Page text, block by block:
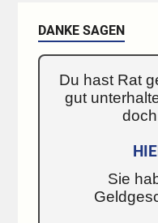
DANKE SAGEN
Du hast Rat
gut
Sie